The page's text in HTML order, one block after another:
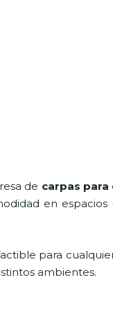
de carpas
en
para
ambientes.